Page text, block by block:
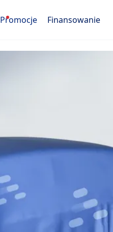
Promocje Finansowanie